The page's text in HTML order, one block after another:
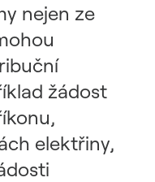
nejen ze
žádost
elektřiny,